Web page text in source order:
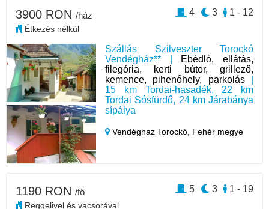
Szállás Szilveszter Torockó
Vendégház** | Ebédlő, ellátás,
filegória, kerti bútor, grillező,
kemence, pihenőhely, parkolás|
15 km Tordai-hasadék, 22 km
Tordai Sósfürdő, 24 km Járabánya
sípálya
Vendégház Torockó, Fehér megye
3900 RON /ház
Étkezés nélkül
1 - 12
3
4
1190 RON /fő
Reggelivel és vacsorával
1 - 19
3
5